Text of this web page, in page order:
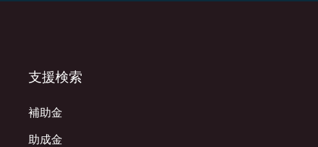
支援検索
補助金
助成金